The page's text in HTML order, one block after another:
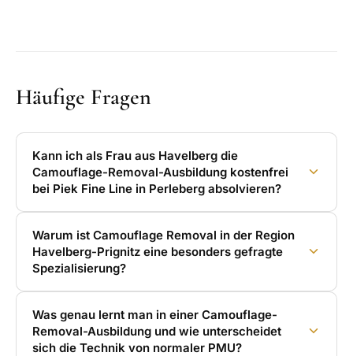
Häufige Fragen
Kann ich als Frau aus Havelberg die
Camouflage-Removal-Ausbildung kostenfrei
bei Piek Fine Line in Perleberg absolvieren?
Warum ist Camouflage Removal in der Region
Havelberg-Prignitz eine besonders gefragte
Spezialisierung?
Was genau lernt man in einer Camouflage-
Removal-Ausbildung und wie unterscheidet
sich die Technik von normaler PMU?